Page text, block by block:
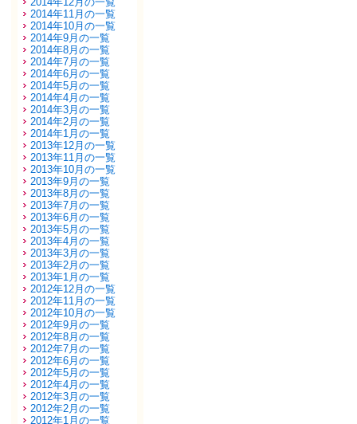
2014年11月の一覧
2014年10月の一覧
2014年9月の一覧
2014年8月の一覧
2014年7月の一覧
2014年6月の一覧
2014年5月の一覧
2014年4月の一覧
2014年3月の一覧
2014年2月の一覧
2014年1月の一覧
2013年12月の一覧
2013年11月の一覧
2013年10月の一覧
2013年9月の一覧
2013年8月の一覧
2013年7月の一覧
2013年6月の一覧
2013年5月の一覧
2013年4月の一覧
2013年3月の一覧
2013年2月の一覧
2013年1月の一覧
2012年12月の一覧
2012年11月の一覧
2012年10月の一覧
2012年9月の一覧
2012年8月の一覧
2012年7月の一覧
2012年6月の一覧
2012年5月の一覧
2012年4月の一覧
2012年3月の一覧
2012年2月の一覧
2012年1月の一覧